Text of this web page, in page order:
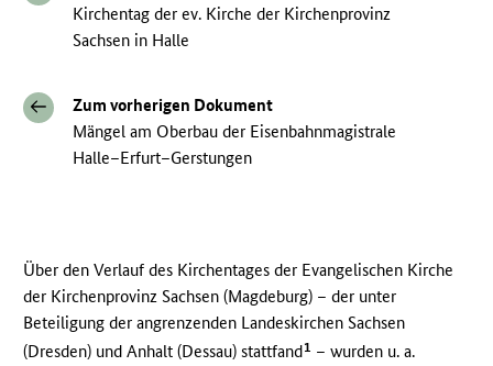
Kirchentag der ev. Kirche der Kirchenprovinz
Sachsen in Halle
Zum vorherigen Dokument
Mängel am Oberbau der Eisenbahnmagistrale
Halle–Erfurt–Gerstungen
Über den Verlauf des Kirchentages der Evangelischen Kirche
der Kirchenprovinz Sachsen (Magdeburg) – der unter
Beteiligung der angrenzenden Landeskirchen Sachsen
(Dresden) und Anhalt (Dessau) stattfand1 – wurden u. a.